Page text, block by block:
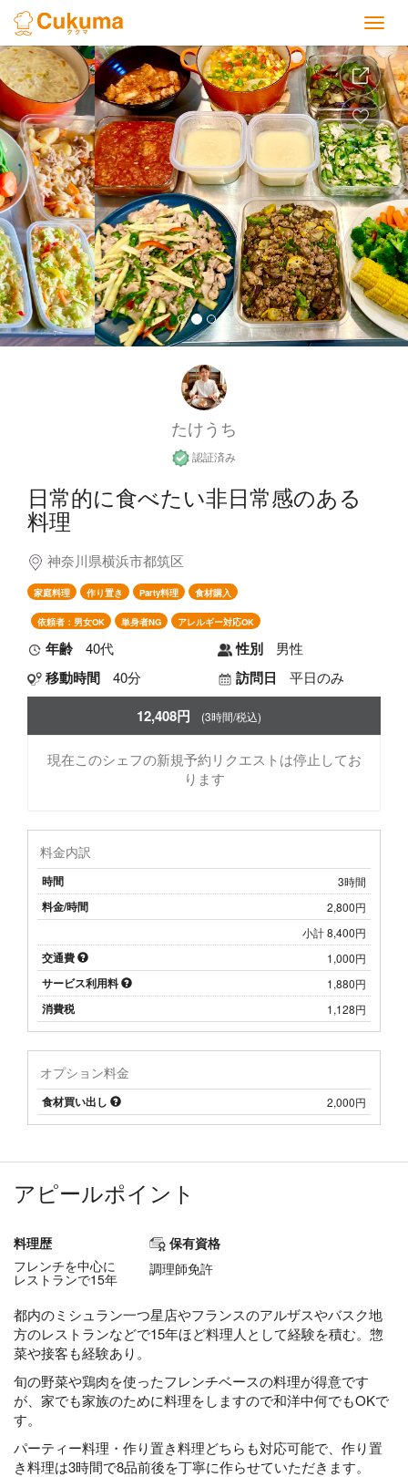
Previous
たけうち
認証済み
日常的に食べたい非日常感のある
料理
神奈川県横浜市都筑区
家庭料理 作り置き Party料理 食材購入
依頼者：男女OK 単身者NG アレルギー対応OK
年齢 40代 性別 男性
移動時間 40分 訪問日 平日のみ
12,408円 (3時間/税込)
現在このシェフの新規予約リクエストは停止してお
ります
料金内訳
時間 3時間
料金/時間
2,800円
小計 8,400円
交通費 1,000円
サービス利用料 1,880円
消費税 1,128円
オプション料金
食材買い出し 2,000円
アピールポイント
料理歴
フレンチを中心に
レストランで15年
保有資格
調理師免許
都内のミシュラン一つ星店やフランスのアルザスやバスク地
方のレストランなどで15年ほど料理人として経験を積む。惣
菜や接客も経験あり。
旬の野菜や鶏肉を使ったフレンチベースの料理が得意です
が、家でも家族のために料理をしますので和洋中何でもOKで
す。
パーティー料理・作り置き料理どちらも対応可能で、作り置
き料理は3時間で8品前後を丁寧に作らせていただきます。